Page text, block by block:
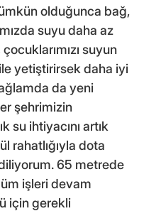
olduğunca bağ,
suyu daha az
suyun
yetiştirirsek daha iyi
da yeni
şehrimizin
su ihtiyacını artık
rahatlığıyla dota
65 metrede
işleri devam
için gerekli